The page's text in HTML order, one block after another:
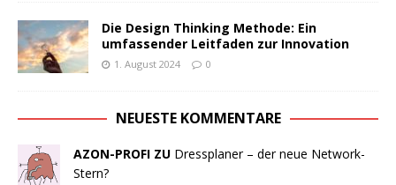
Die Design Thinking Methode: Ein
umfassender Leitfaden zur Innovation
1. August 2024 0
NEUESTE KOMMENTARE
AZON-PROFI ZU Dressplaner – der neue Network-
Stern?